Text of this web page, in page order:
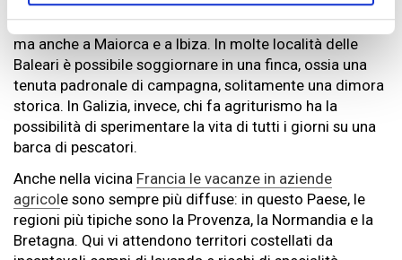
Galizia, nelle Asturie, in Andalusia, Navarra e Catalogna,
ma anche a Maiorca e a Ibiza. In molte località delle
Baleari è possibile soggiornare in una finca, ossia una
tenuta padronale di campagna, solitamente una dimora
storica. In Galizia, invece, chi fa agriturismo ha la
possibilità di sperimentare la vita di tutti i giorni su una
barca di pescatori.
Anche nella vicina Francia le vacanze in aziende
agricole sono sempre più diffuse: in questo Paese, le
regioni più tipiche sono la Provenza, la Normandia e la
Bretagna. Qui vi attendono territori costellati da